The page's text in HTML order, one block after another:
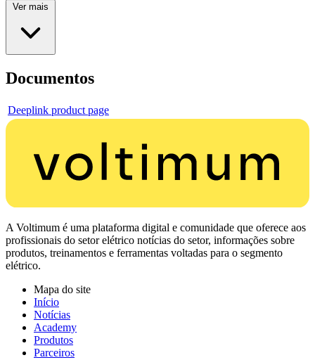
Ver mais
Documentos
Deeplink product page
A Voltimum é uma plataforma digital e comunidade que oferece aos
profissionais do setor elétrico notícias do setor, informações sobre
produtos, treinamentos e ferramentas voltadas para o segmento
elétrico.
Mapa do site
Início
Notícias
Academy
Produtos
Parceiros